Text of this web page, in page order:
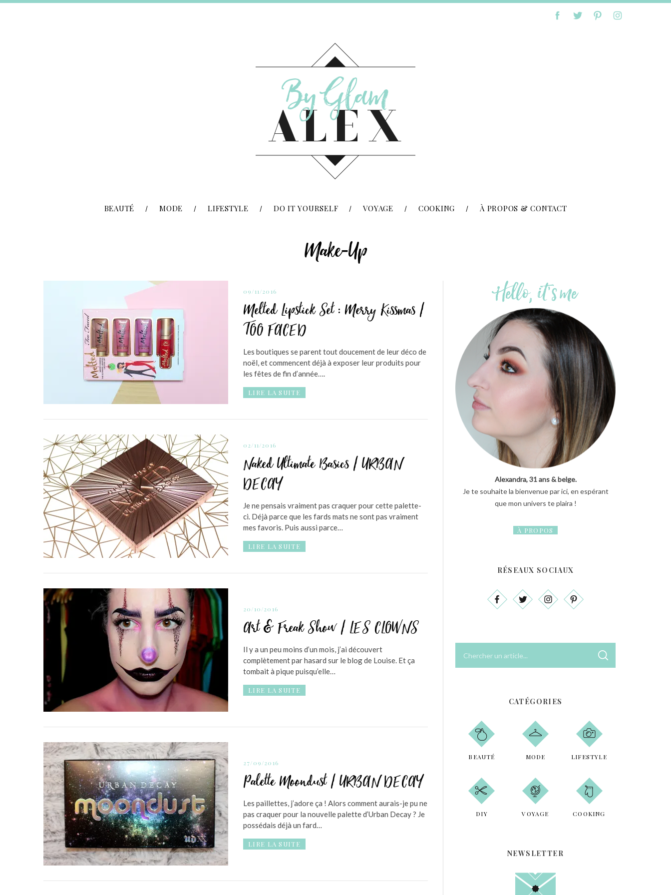
BEAUTÉ MODE LIFESTYLE DO IT YOURSELF VOYAGE COOKING À PROPOS & CONTACT
Make-Up
09/11/2016
Melted Lipstick Set : Merry Kissmas /
TOO FACED
Les boutiques se parent tout doucement de leur déco de
noël, et commencent déjà à exposer leur produits pour
les fêtes de fin d’année….
LIRE LA SUITE
02/11/2016
Naked Ultimate Basics / URBAN
DECAY
Je ne pensais vraiment pas craquer pour cette palette-
ci. Déjà parce que les fards mats ne sont pas vraiment
mes favoris. Puis aussi parce…
LIRE LA SUITE
20/10/2016
Art & Freak Show / LES CLOWNS
Il y a un peu moins d’un mois, j’ai découvert
complètement par hasard sur le blog de Louise. Et ça
tombait à pique puisqu’elle…
LIRE LA SUITE
27/09/2016
Palette Moondust / URBAN DECAY
Les paillettes, j’adore ça ! Alors comment aurais-je pu ne
pas craquer pour la nouvelle palette d’Urban Decay ? Je
possédais déjà un fard…
LIRE LA SUITE
Alexandra, 31 ans & belge.
Je te souhaite la bienvenue par ici, en espérant
que mon univers te plaira !
À PROPOS
RÉSEAUX SOCIAUX
c
h
e
r
R
C
CATÉGORIES
BEAUTÉ MODE LIFESTYLE
DIY VOYAGE COOKING
NEWSLETTER